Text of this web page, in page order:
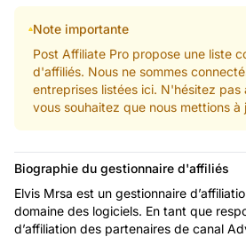
Note importante
Post Affiliate Pro propose une liste
d'affiliés. Nous ne sommes
entreprises listées ici. N'hésitez pas
vous souhaitez que nous mettions à
Biographie du gestionnaire d'affiliés
Elvis Mrsa est un gestionnaire
domaine des logiciels. En tant que
d’affiliation des partenaires de canal